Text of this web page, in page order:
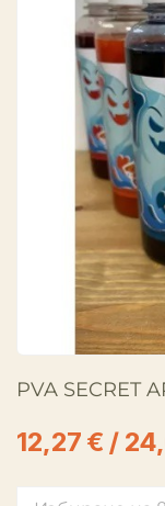
PVA SECRET
12,27 € /